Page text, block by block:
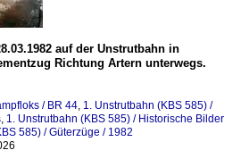
auf der Unstrutbahn in
Richtung Artern unterwegs.
/ BR 44, 1. Unstrutbahn (KBS 585) /
, 1. Unstrutbahn (KBS 585) / Historische Bilder
585) / Güterzüge / 1982